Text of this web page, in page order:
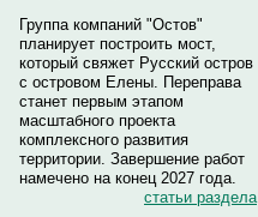
Группа компаний "Остов"
планирует построить мост,
который свяжет Русский остров
с островом Елены. Переправа
станет первым этапом
масштабного проекта
комплексного развития
территории. Завершение работ
намечено на конец 2027 года.
статьи раздела